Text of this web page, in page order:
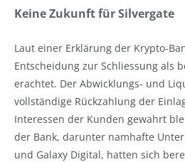
Keine Zukunft für Silvergate
Laut einer Erklärung der Krypto-
Entscheidung zur Schliessung als
erachtet. Der Abwicklungs- und
vollständige Rückzahlung der
Interessen der Kunden gewahrt
der Bank, darunter namhafte
und Galaxy Digital, hatten sich